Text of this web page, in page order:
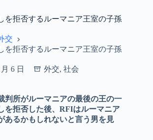
を拒否するルーマニア王室の子孫
交
を拒否するルーマニア王室の子孫
6 日 外交, 社会
判所がルーマニアの最後の王の一
を拒否した後、RFIはルーマニア
あるかもしれないと言う男を見